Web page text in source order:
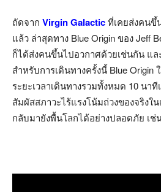
ถัดจาก Virgin Galacticที่เคยส่งคนขึ้
แล้ว ล่าสุดทาง Blue Origin ของ Jeff
ก็ได้ส่งคนขึ้นไปอวกาศด้วยเช่นกัน แล
สำหรับการเดินทางครั้งนี้ Blue Origin
ระยะเวลาเดินทางรวมทั้งหมด 10 นา
สัมผัสสภาวะไร้แรงโน้มถ่วงของจริงใ
กลับมายังพื้นโลกได้อย่างปลอดภัย เช่